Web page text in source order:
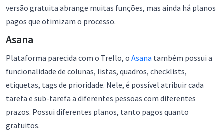
versão gratuita abrange muitas funções, mas ainda há planos
pagos que otimizam o processo.
Asana
Plataforma parecida com o Trello, o Asana também possui a
funcionalidade de colunas, listas, quadros, checklists,
etiquetas, tags de prioridade. Nele, é possível atribuir cada
tarefa e sub-tarefa a diferentes pessoas com diferentes
prazos. Possui diferentes planos, tanto pagos quanto
gratuitos.